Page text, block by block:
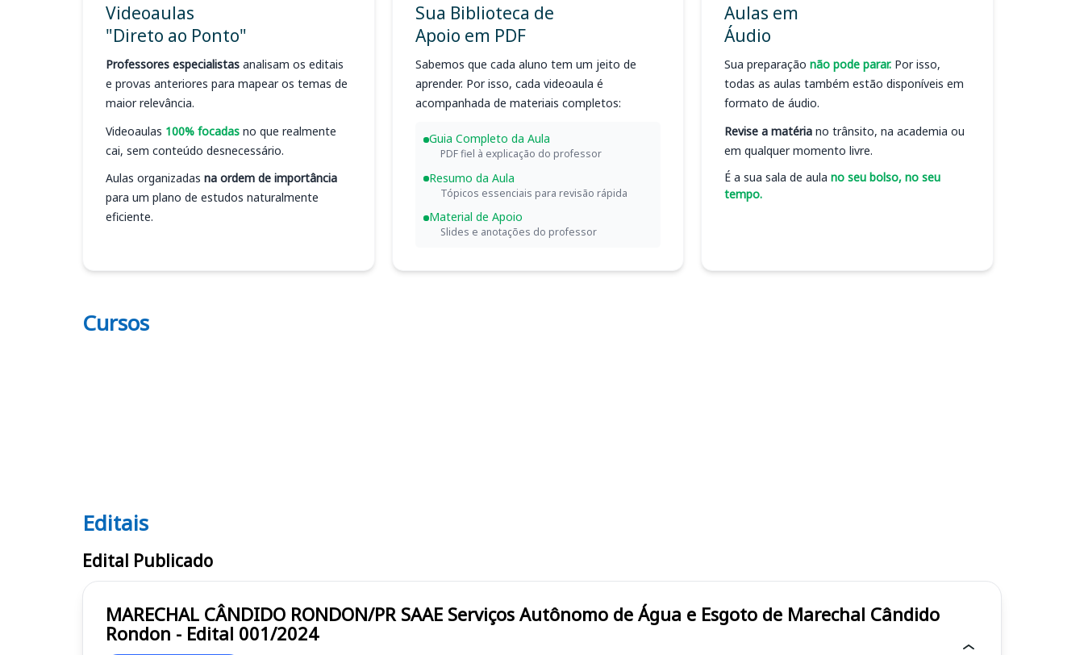
Videoaulas
"Direto ao Ponto"
Professores especialistas analisam os editais
e provas anteriores para mapear os temas de
maior relevância.
Videoaulas 100% focadas no que realmente
cai, sem conteúdo desnecessário.
Aulas organizadas na ordem de importância
para um plano de estudos naturalmente
eficiente.
Sua Biblioteca de
Apoio em PDF
Sabemos que cada aluno tem um jeito de
aprender. Por isso, cada videoaula é
acompanhada de materiais completos:
Guia Completo da Aula
PDF fiel à explicação do professor
Resumo da Aula
Tópicos essenciais para revisão rápida
Material de Apoio
Slides e anotações do professor
Aulas em
Áudio
Sua preparação não pode parar. Por isso,
todas as aulas também estão disponíveis em
formato de áudio.
Revise a matéria no trânsito, na academia ou
em qualquer momento livre.
É a sua sala de aula no seu bolso, no seu
tempo.
Cursos
Editais SAAE
Editais
Edital Publicado
MARECHAL CÂNDIDO RONDON/PR SAAE Serviços Autônomo de Água e Esgoto de Marechal Cândido
Rondon - Edital 001/2024